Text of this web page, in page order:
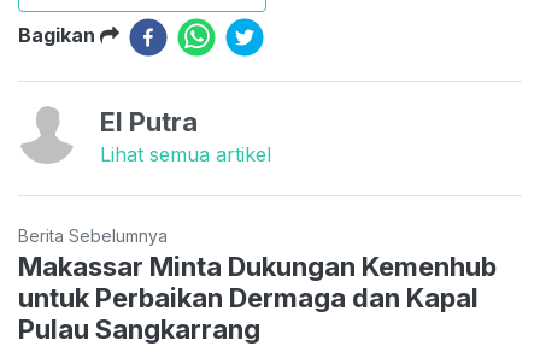
Bagikan
El Putra
Lihat semua artikel
Berita Sebelumnya
Makassar Minta Dukungan Kemenhub
untuk Perbaikan Dermaga dan Kapal
Pulau Sangkarrang